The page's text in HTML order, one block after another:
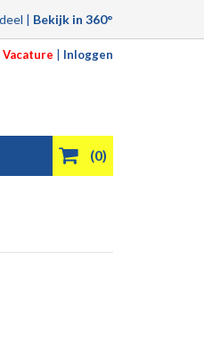
| Bekijk in 360°
Vacature Inloggen
(0)